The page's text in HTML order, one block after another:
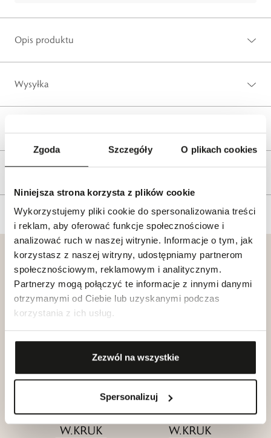
Zgoda Szczegóły O plikach cookies
Niniejsza strona korzysta z plików cookie
Wykorzystujemy pliki cookie do spersonalizowania treści
i reklam, aby oferować funkcje społecznościowe i
analizować ruch w naszej witrynie. Informacje o tym, jak
korzystasz z naszej witryny, udostępniamy partnerom
społecznościowym, reklamowym i analitycznym.
Partnerzy mogą połączyć te informacje z innymi danymi
otrzymanymi od Ciebie lub uzyskanymi podczas
korzystania z ich usług.
Zezwól na wszystkie
Spersonalizuj
Opis produktu
Wysyłka
Klub dla
Przyjaciół
W.KRUK
Dołącz
W.KRUK
Zobacz
Aplikacja
W.KRUK
Salony
W.KRUK